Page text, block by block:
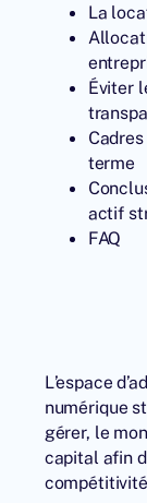
La
Éviter
terme
actif
FAQ
L’espace
numérique
gérer, le
capital afin